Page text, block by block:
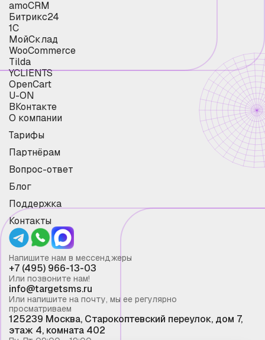
amoCRM
Битрикс24
1С
МойСклад
WooCommerce
Tilda
YCLIENTS
OpenCart
U-ON
ВКонтакте
О компании
Тарифы
Партнёрам
Вопрос-ответ
Блог
Поддержка
Контакты
Напишите нам в мессенджеры
+7 (495) 966-13-03
Или позвоните нам!
info@targetsms.ru
Или напишите на почту, мы ее регулярно
просматриваем
125239 Москва, Старокоптевский переулок, дом 7,
этаж 4, комната 402